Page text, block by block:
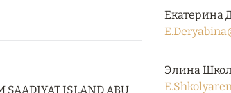
SAADIYAT ISLAND ABU
Екатерина
Элина